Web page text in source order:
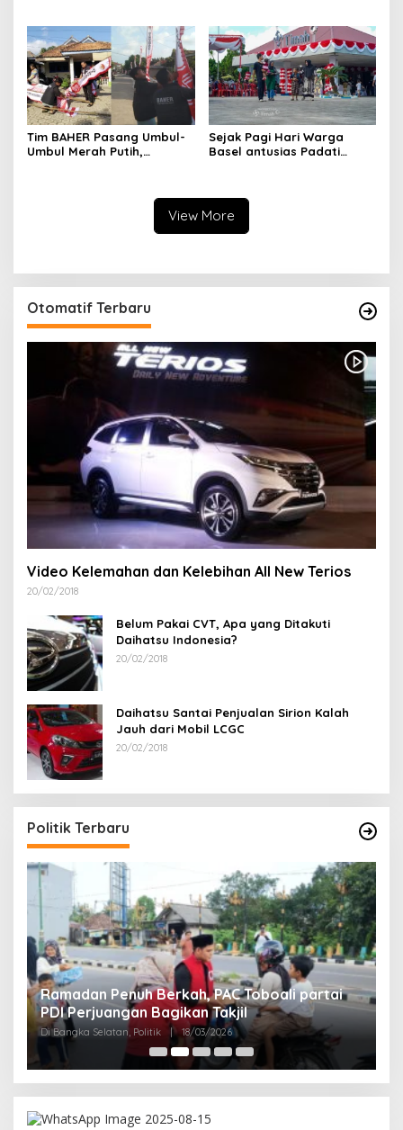
Pemutihan Pajak
Kendaraan Bermotor
Tim BAHER Pasang Umbul-
Umbul Merah Putih,
Sejak Pagi Hari Warga
Basel antusias Padati
Hadirkan Layanan
Kesehatan Gratis Hingga
Khitanan Massal
View More
Otomatif Terbaru
Video Kelemahan dan Kelebihan All New Terios
20/02/2018
Belum Pakai CVT, Apa yang Ditakuti
Daihatsu Indonesia?
20/02/2018
Daihatsu Santai Penjualan Sirion Kalah
Jauh dari Mobil LCGC
20/02/2018
Politik Terbaru
Ramadan Penuh Berkah, PAC Toboali partai
PDI Perjuangan Bagikan Takjil
Di Bangka Selatan, Politik | 18/03/2026